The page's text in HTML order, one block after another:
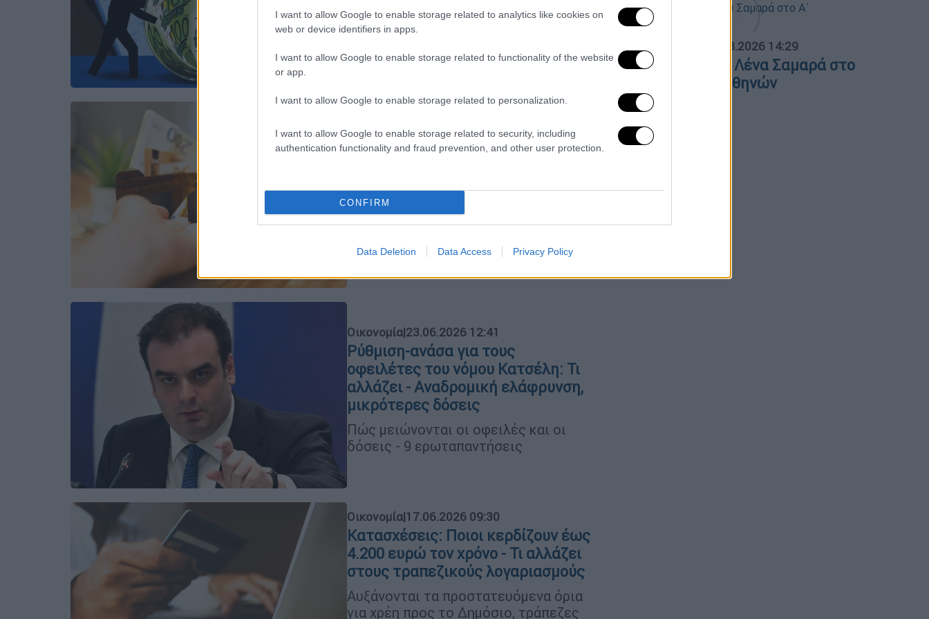
I want to allow Google to enable storage related to analytics like cookies on
web or device identifiers in apps.
I want to allow Google to enable storage related to functionality of the website
or app.
I want to allow Google to enable storage related to personalization.
I want to allow Google to enable storage related to security, including
authentication functionality and fraud prevention, and other user protection.
CONFIRM
Data Deletion Data Access Privacy Policy
Ποιους αφορά και ποια είναι τα
Πώς σβήνονται χιλιάδες ευρώ
ημερομηνία
Όλα όσα πρέπει να γνωρίζετε για την
Βουλή
Οικονομία|23.06.2026 12:41
Ρύθμιση-ανάσα για τους
οφειλέτες του νόμου Κατσέλη: Τι
αλλάζει - Αναδρομική ελάφρυνση,
μικρότερες δόσεις
Πώς μειώνονται οι οφειλές και οι
δόσεις - 9 ερωταπαντήσεις
Οικονομία|17.06.2026 09:30
Κατασχέσεις: Ποιοι κερδίζουν έως
4.200 ευρώ τον χρόνο - Τι αλλάζει
στους τραπεζικούς λογαριασμούς
Αυξάνονται τα προστατευόμενα όρια
για χρέη προς το Δημόσιο, τράπεζες
07.08.2026 14:29
Μνημόσυνο για τη Λένα Σαμαρά στο
Α΄ Νεκροταφείο Αθηνών